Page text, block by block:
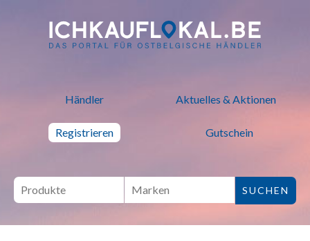
ich kauf lokal - Bei lokalen
Händler Aktuelles & Aktionen
Registrieren Gutschein